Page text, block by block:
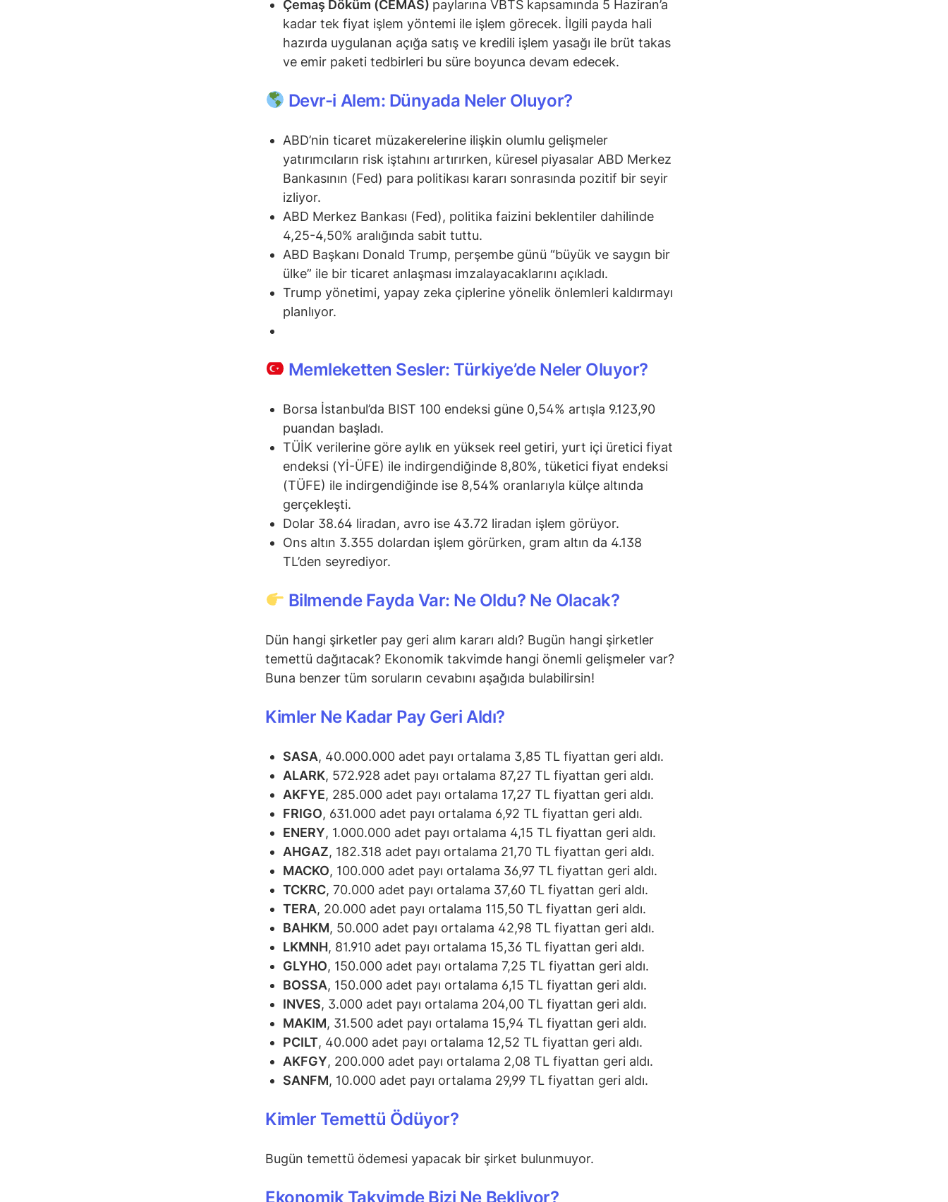
Çemaş Döküm (CEMAS) paylarına VBTS kapsamında 5 Haziran’a
kadar tek fiyat işlem yöntemi ile işlem görecek. İlgili payda hali
hazırda uygulanan açığa satış ve kredili işlem yasağı ile brüt takas
ve emir paketi tedbirleri bu süre boyunca devam edecek.
Devr-i Alem: Dünyada Neler Oluyor?
ABD’nin ticaret müzakerelerine ilişkin olumlu gelişmeler
yatırımcıların risk iştahını artırırken, küresel piyasalar ABD Merkez
Bankasının (Fed) para politikası kararı sonrasında pozitif bir seyir
izliyor.
ABD Merkez Bankası (Fed), politika faizini beklentiler dahilinde
4,25-4,50% aralığında sabit tuttu.
ABD Başkanı Donald Trump, perşembe günü “büyük ve saygın bir
ülke” ile bir ticaret anlaşması imzalayacaklarını açıkladı.
Trump yönetimi, yapay zeka çiplerine yönelik önlemleri kaldırmayı
planlıyor.
Memleketten Sesler: Türkiye’de Neler Oluyor?
Borsa İstanbul’da BIST 100 endeksi güne 0,54% artışla 9.123,90
puandan başladı.
TÜİK verilerine göre aylık en yüksek reel getiri, yurt içi üretici fiyat
endeksi (Yİ-ÜFE) ile indirgendiğinde 8,80%, tüketici fiyat endeksi
(TÜFE) ile indirgendiğinde ise 8,54% oranlarıyla külçe altında
gerçekleşti.
Dolar 38.64 liradan, avro ise 43.72 liradan işlem görüyor.
Ons altın 3.355 dolardan işlem görürken, gram altın da 4.138
TL’den seyrediyor.
Bilmende Fayda Var: Ne Oldu? Ne Olacak?
Dün hangi şirketler pay geri alım kararı aldı? Bugün hangi şirketler
temettü dağıtacak? Ekonomik takvimde hangi önemli gelişmeler var?
Buna benzer tüm soruların cevabını aşağıda bulabilirsin!
Kimler Ne Kadar Pay Geri Aldı?
SASA, 40.000.000 adet payı ortalama 3,85 TL fiyattan geri aldı.
ALARK, 572.928 adet payı ortalama 87,27 TL fiyattan geri aldı.
AKFYE, 285.000 adet payı ortalama 17,27 TL fiyattan geri aldı.
FRIGO, 631.000 adet payı ortalama 6,92 TL fiyattan geri aldı.
ENERY, 1.000.000 adet payı ortalama 4,15 TL fiyattan geri aldı.
AHGAZ, 182.318 adet payı ortalama 21,70 TL fiyattan geri aldı.
MACKO, 100.000 adet payı ortalama 36,97 TL fiyattan geri aldı.
TCKRC, 70.000 adet payı ortalama 37,60 TL fiyattan geri aldı.
TERA, 20.000 adet payı ortalama 115,50 TL fiyattan geri aldı.
BAHKM, 50.000 adet payı ortalama 42,98 TL fiyattan geri aldı.
LKMNH, 81.910 adet payı ortalama 15,36 TL fiyattan geri aldı.
GLYHO, 150.000 adet payı ortalama 7,25 TL fiyattan geri aldı.
BOSSA, 150.000 adet payı ortalama 6,15 TL fiyattan geri aldı.
INVES, 3.000 adet payı ortalama 204,00 TL fiyattan geri aldı.
MAKIM, 31.500 adet payı ortalama 15,94 TL fiyattan geri aldı.
PCILT, 40.000 adet payı ortalama 12,52 TL fiyattan geri aldı.
AKFGY, 200.000 adet payı ortalama 2,08 TL fiyattan geri aldı.
SANFM, 10.000 adet payı ortalama 29,99 TL fiyattan geri aldı.
Kimler Temettü Ödüyor?
Bugün temettü ödemesi yapacak bir şirket bulunmuyor.
Ekonomik Takvimde Bizi Ne Bekliyor?